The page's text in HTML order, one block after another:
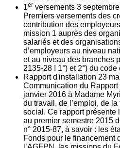
1er versements 3
Premiers versements des
contribution des
mission 1 auprès des
salariés et des
d’employeurs au niveau
et au niveau des branches
2135‐28 I 1°) et 2°) du
Rapport d'installation 23
Communication du
janvier 2016 à Madame
du travail, de l’emploi, de
social. Ce rapport
au premier semestre 2015
n° 2015-87, à savoir : les
Fonds pour le financement